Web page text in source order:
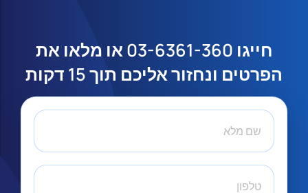
חייגו
או מלאו את
הפרטים ונחזור אליכם תוך 15 דקות